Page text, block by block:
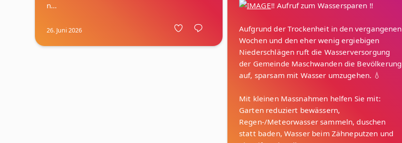
26. Juni 2026
‼️ Aufruf zum Wassersparen ‼️
Aufgrund der Trockenheit in den vergangenen
Wochen und den eher wenig ergiebigen
Niederschlägen ruft die Wasserversorgung
der Gemeinde Maschwanden die Bevölkerung
auf, sparsam mit Wasser umzugehen. 💧
Mit kleinen Massnahmen helfen Sie mit:
Garten reduziert bewässern,
Regen-/Meteorwasser sammeln, duschen
statt baden, Wasser beim Zähneputzen und